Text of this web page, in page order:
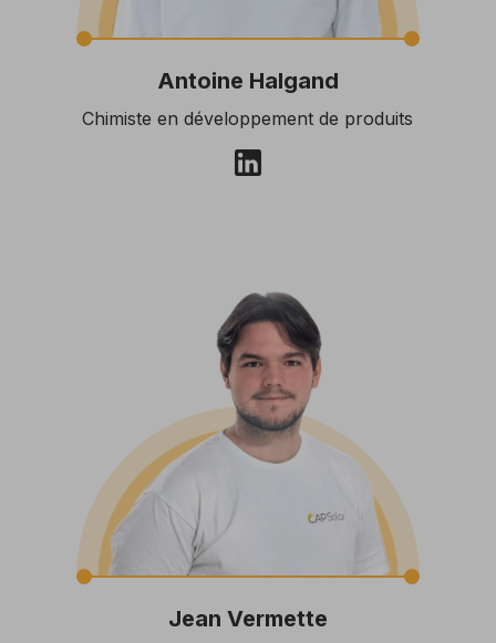
Antoine Halgand
Chimiste en développement de produits
Jean Vermette